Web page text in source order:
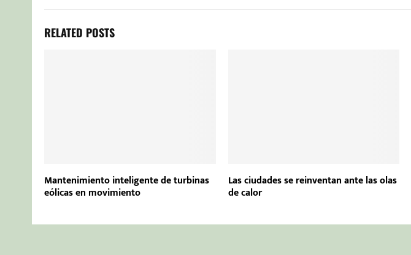
RELATED POSTS
Mantenimiento inteligente de turbinas
eólicas en movimiento
Las ciudades se reinventan ante las olas
de calor